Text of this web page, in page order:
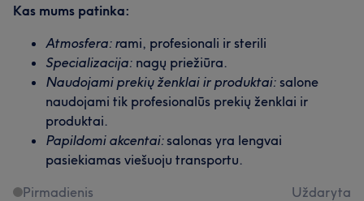
Kas mums patinka:
Atmosfera: rami, profesionali ir sterili
Specializacija: nagų priežiūra.
Naudojami prekių ženklai ir produktai: salone
naudojami tik profesionalūs prekių ženklai ir
produktai.
Papildomi akcentai: salonas yra lengvai
pasiekiamas viešuoju transportu.
Pirmadienis
Uždaryta